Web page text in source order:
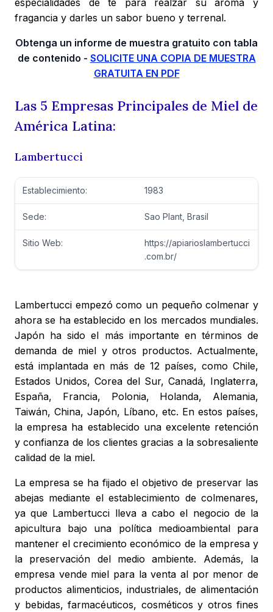
especialidades de té para realzar su aroma y
fragancia y darles un sabor bueno y terrenal.
Obtenga un informe de muestra gratuito con tabla
de contenido - SOLICITE UNA COPIA DE MUESTRA
GRATUITA EN PDF
Las 5 Empresas Principales de Miel de
América Latina:
Lambertucci
Establecimiento: 1983
Sede: Sao Plant, Brasil
Sitio Web:
https://apiarioslambertucci
.com.br/
Lambertucci empezó como un pequeño colmenar y
ahora se ha establecido en los mercados mundiales.
Japón ha sido el más importante en términos de
demanda de miel y otros productos. Actualmente,
está implantada en más de 12 países, como Chile,
Estados Unidos, Corea del Sur, Canadá, Inglaterra,
España, Francia, Polonia, Holanda, Alemania,
Taiwán, China, Japón, Líbano, etc. En estos países,
la empresa ha establecido una excelente retención
y confianza de los clientes gracias a la sobresaliente
calidad de la miel.
La empresa se ha fijado el objetivo de preservar las
abejas mediante el establecimiento de colmenares,
ya que Lambertucci lleva a cabo el negocio de la
apicultura bajo una política medioambiental para
mantener el crecimiento económico de la empresa y
la preservación del medio ambiente. Además, la
empresa vende miel para la venta al por menor de
productos alimenticios, industriales, de alimentación
y bebidas, farmacéuticos, cosméticos y otros fines